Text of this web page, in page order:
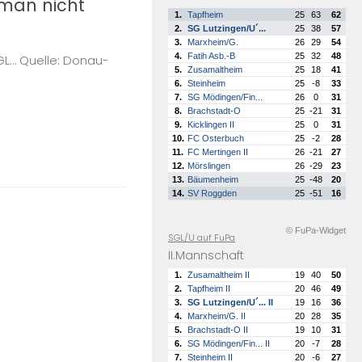
nicht
Quelle: Donau-
1. Tapfheim 25 63
62
2.
SG Lutzingen/U´... 25 38
57
3.
Marxheim/G. 26 29
54
4.
Fatih Asb.-B 25 32
48
5.
Zusamaltheim 25 18
41
6.
Steinheim 25 -8
33
7.
SG Mödingen/Fin... 26 0
31
8.
Brachstadt-O 25 -21
31
9.
Kicklingen II 25 0
31
10. FC Osterbuch 25 -2
28
11. FC Mertingen II 26 -21
27
12. Mörslingen 26 -29
23
13. Bäumenheim 25 -48
20
14. SV Roggden 25 -51 16
© FuPa-Widget
SGL/U auf FuPa
II.Mannschaft
1. Zusamaltheim II 19 40
50
2.
Tapfheim II 20 46
49
3.
SG Lutzingen/U´... II 19 16
36
4.
Marxheim/G. II 20 28
35
5.
Brachstadt-O II 19 10
31
6.
SG Mödingen/Fin... II 20 -7
28
7.
Steinheim II 20 -6
27